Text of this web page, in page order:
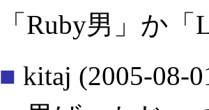
「Ruby男」か
■ kitaj (2005-08-